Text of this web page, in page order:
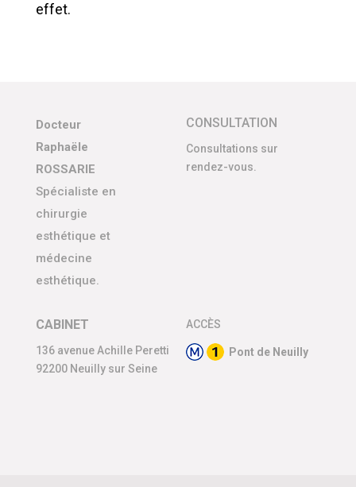
effet.
Docteur
Raphaële
ROSSARIE
Spécialiste en
chirurgie
esthétique et
médecine
esthétique.
CONSULTATION
Consultations sur
rendez-vous.
CABINET
136 avenue Achille Peretti
92200 Neuilly sur Seine
ACCÈS
Pont de Neuilly